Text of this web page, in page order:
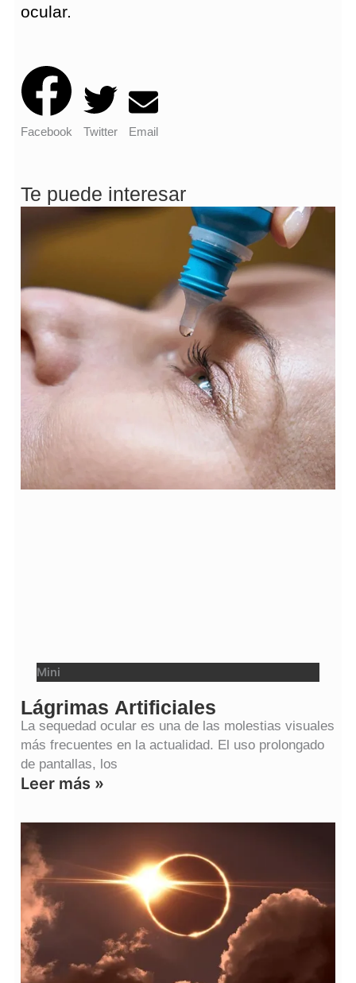
ocular.
Facebook Twitter Email
Te puede interesar
Mini
Lágrimas Artificiales
La sequedad ocular es una de las molestias visuales
más frecuentes en la actualidad. El uso prolongado
de pantallas, los
Leer más »